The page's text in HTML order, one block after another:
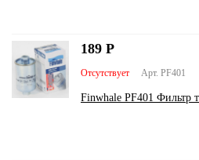
Арт. PF401
Отсутствует
Finwhale PF401 Фильтр
189 Р